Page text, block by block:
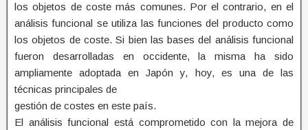
los objetos de coste más comunes. Por el contrario, en el
análisis funcional se utiliza las funciones del producto como
los objetos de coste. Si bien las bases del análisis funcional
fueron desarrolladas en occidente, la misma ha sido
ampliamente adoptada en Japón y, hoy, es una de las
técnicas principales de
gestión de costes en este país.
El análisis funcional está comprometido con la mejora de